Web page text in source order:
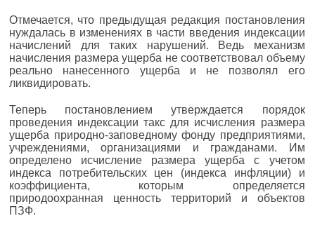
Отмечается, что предыдущая редакция постановления
нуждалась в изменениях в части введения индексации
начислений для таких нарушений. Ведь механизм
начисления размера ущерба не соответствовал объему
реально нанесенного ущерба и не позволял его
ликвидировать.
Теперь постановлением утверждается порядок
проведения индексации такс для исчисления размера
ущерба природно-заповедному фонду предприятиями,
учреждениями, организациями и гражданами. Им
определено исчисление размера ущерба с учетом
индекса потребительских цен (индекса инфляции) и
коэффициента, которым определяется
природоохранная ценность территорий и объектов
ПЗФ.